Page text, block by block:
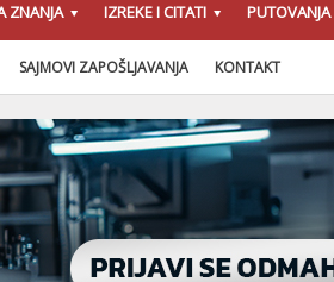
ZNANJA IZREKE I CITATI PUTOVANJA
SAJMOVI ZAPOŠLJAVANJA KONTAKT